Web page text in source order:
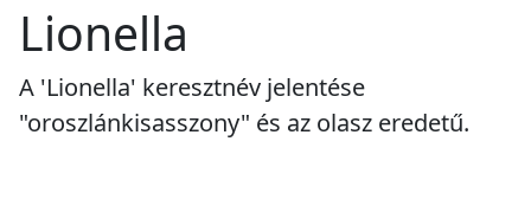
Lionella
A 'Lionella' keresztnév jelentése
"oroszlánkisasszony" és az olasz eredetű.